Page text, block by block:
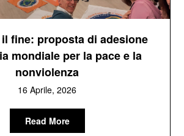
il fine: proposta di adesione
mondiale per la pace e la
nonviolenza
16 Aprile, 2026
Read More